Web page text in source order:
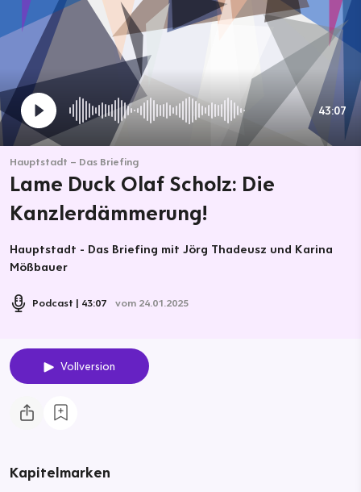
43:07
Hauptstadt – Das Briefing
Lame Duck Olaf Scholz: Die
Kanzlerdämmerung!
Hauptstadt - Das Briefing mit Jörg Thadeusz und Karina
Mößbauer
Podcast 43:07 vom 24.01.2025
Vollversion
Kapitelmarken